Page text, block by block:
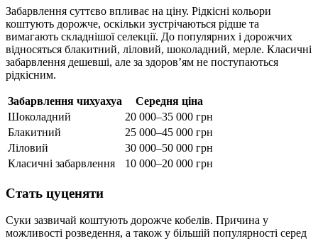
Забарвлення суттєво впливає на ціну. Рідкісні кольори
коштують дорожче, оскільки зустрічаються рідше та
вимагають складнішої селекції. До популярних і дорожчих
відносяться блакитний, ліловий, шоколадний, мерле. Класичні
забарвлення дешевші, але за здоровʼям не поступаються
рідкісним.
Забарвлення чихуахуа
Середня ціна
Шоколадний
20 000–35 000 грн
Блакитний
25 000–45 000 грн
Ліловий
30 000–50 000 грн
Класичні забарвлення
10 000–20 000 грн
Стать цуценяти
Суки зазвичай коштують дорожче кобелів. Причина у
можливості розведення, а також у більшій популярності серед